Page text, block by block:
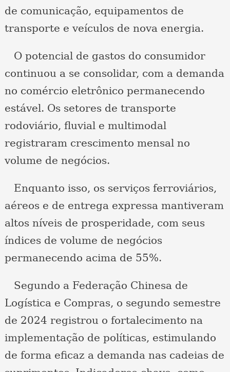
de comunicação, equipamentos de
transporte e veículos de nova energia.
O potencial de gastos do consumidor
continuou a se consolidar, com a demanda
no comércio eletrônico permanecendo
estável. Os setores de transporte
rodoviário, fluvial e multimodal
registraram crescimento mensal no
volume de negócios.
Enquanto isso, os serviços ferroviários,
aéreos e de entrega expressa mantiveram
altos níveis de prosperidade, com seus
índices de volume de negócios
permanecendo acima de 55%.
Segundo a Federação Chinesa de
Logística e Compras, o segundo semestre
de 2024 registrou o fortalecimento na
implementação de políticas, estimulando
de forma eficaz a demanda nas cadeias de